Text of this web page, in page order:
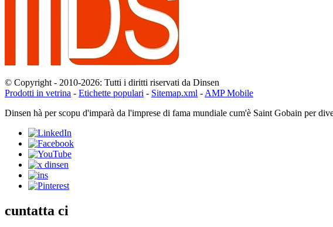
© Copyright - 2010-2026: Tutti i diritti riservati da Dinsen
Prodotti in vetrina - Etichette populari - Sitemap.xml - AMP Mobile
Dinsen hà per scopu d'imparà da l'imprese di fama mundiale cum'è Saint Gobain per
cuntatta ci